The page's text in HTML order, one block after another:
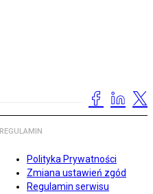
REGULAMIN
Polityka Prywatności
Zmiana ustawień zgód
Regulamin serwisu